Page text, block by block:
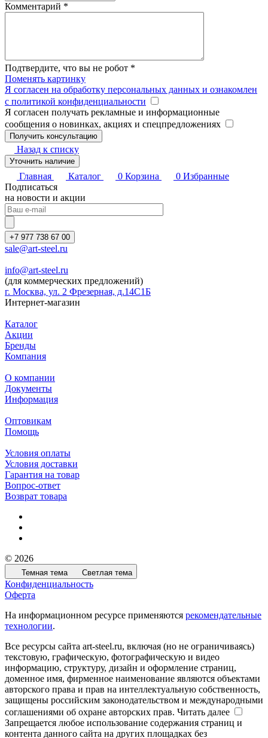
Комментарий *
Подтвердите, что вы не робот *
Поменять картинку
Я согласен на обработку персональных данных и ознакомлен
с политикой конфиденциальности
Я согласен получать рекламные и информационные
сообщения о новинках, акциях и спецпредложениях
Назад к списку
Уточнить наличие
Главная Каталог 0 Корзина 0 Избранные
Подписаться
на новости и акции
+7 977 738 67 00
sale@art-steel.ru
info@art-steel.ru
(для коммерческих предложений)
г. Москва, ул. 2 Фрезерная, д.14С1Б
Интернет-магазин
Каталог
Акции
Бренды
Компания
О компании
Документы
Информация
Оптовикам
Помощь
Условия оплаты
Условия доставки
Гарантия на товар
Вопрос-ответ
Возврат товара
© 2026
Темная тема Светлая тема
Конфиденциальность
Оферта
На информационном ресурсе применяются рекомендательные
технологии.
Все ресурсы сайта art-steel.ru, включая (но не ограничиваясь)
текстовую, графическую, фотографическую и видео
информацию, структуру, дизайн и оформление страниц,
доменное имя, фирменное наименование являются объектами
авторского права и прав на интеллектуальную собственность,
защищены российским законодательством и международными
соглашениями об охране авторских прав. Читать далее
Запрещается любое использование содержания страниц и
контента данного сайта на других площадках без